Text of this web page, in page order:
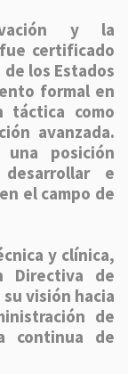
y la
certificado
los Estados
formal en
táctica como
avanzada.
posición
e
el campo de
y clínica,
Directiva de
visión hacia
de
continua de